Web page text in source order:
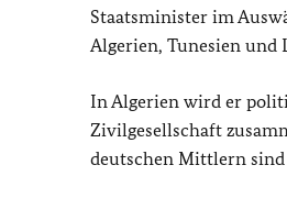
Staatsminister im
Algerien, Tunesien und
In Algerien wird er
Zivilgesellschaft
deutschen Mittlern sind